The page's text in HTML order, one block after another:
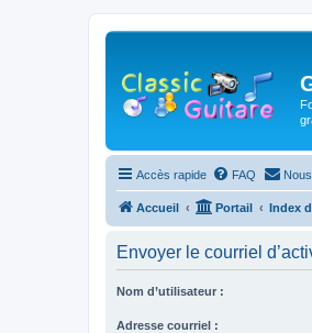
Accès rapide FAQ
Accueil Portail Index
Envoyer le courriel
Nom d’utilisateur :
Adresse courriel :